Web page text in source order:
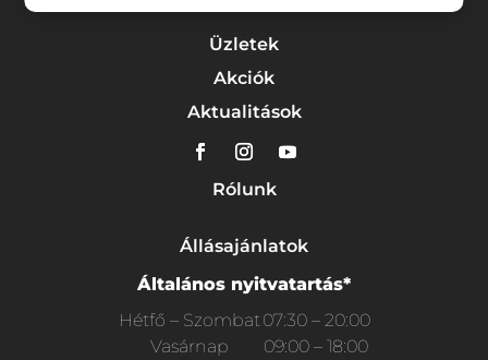
Üzletek
Akciók
Aktualitások
Rólunk
Állásajánlatok
Általános nyitvatartás*
Hétfő – Szombat07:30 – 20:00
Vasárnap
09:00 – 18:00